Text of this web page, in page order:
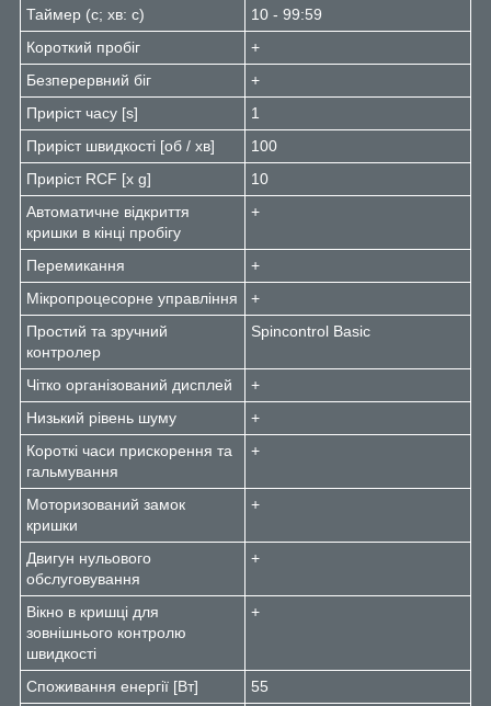
Таймер (с; хв: с)
10 - 99:59
Короткий пробіг
+
Безперервний біг
+
Приріст часу [s]
1
Приріст швидкості [об / хв]
100
Приріст RCF [x g]
10
Автоматичне відкриття
кришки в кінці пробігу
+
Перемикання
+
Мікропроцесорне управління
+
Простий та зручний
контролер
Spincontrol Basic
Чітко організований дисплей
+
Низький рівень шуму
+
Короткі часи прискорення та
гальмування
+
Моторизований замок
кришки
+
Двигун нульового
обслуговування
+
Вікно в кришці для
зовнішнього контролю
швидкості
+
Споживання енергії [Вт]
55